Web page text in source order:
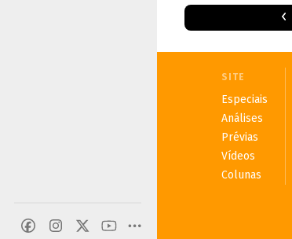
SITE
Especiais
Análises
Prévias
Vídeos
Colunas